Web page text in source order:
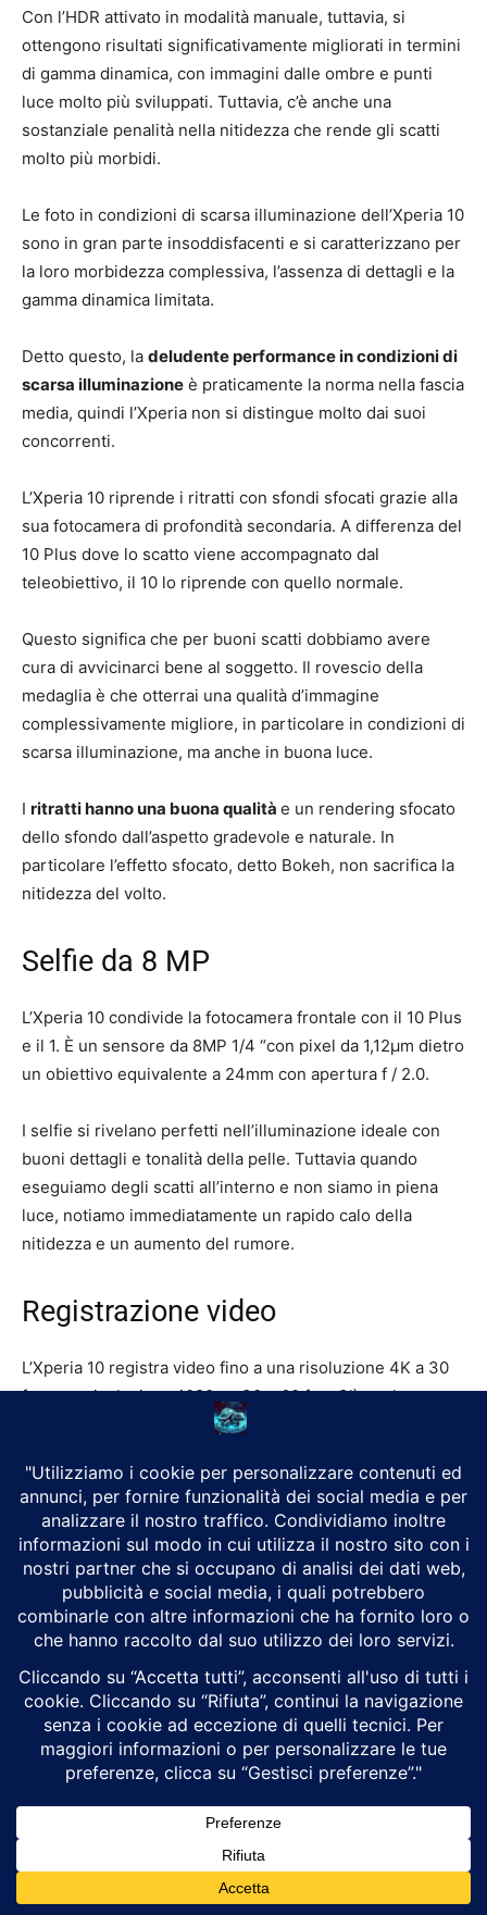
Con l’HDR attivato in modalità manuale, tuttavia, si
ottengono risultati significativamente migliorati in termini
di gamma dinamica, con immagini dalle ombre e punti
luce molto più sviluppati. Tuttavia, c’è anche una
sostanziale penalità nella nitidezza che rende gli scatti
molto più morbidi.
Le foto in condizioni di scarsa illuminazione dell’Xperia 10
sono in gran parte insoddisfacenti e si caratterizzano per
la loro morbidezza complessiva, l’assenza di dettagli e la
gamma dinamica limitata.
Detto questo, la deludente performance in condizioni di
scarsa illuminazione è praticamente la norma nella fascia
media, quindi l’Xperia non si distingue molto dai suoi
concorrenti.
L’Xperia 10 riprende i ritratti con sfondi sfocati grazie alla
sua fotocamera di profondità secondaria. A differenza del
10 Plus dove lo scatto viene accompagnato dal
teleobiettivo, il 10 lo riprende con quello normale.
Questo significa che per buoni scatti dobbiamo avere
cura di avvicinarci bene al soggetto. Il rovescio della
medaglia è che otterrai una qualità d’immagine
complessivamente migliore, in particolare in condizioni di
scarsa illuminazione, ma anche in buona luce.
I ritratti hanno una buona qualità e un rendering sfocato
dello sfondo dall’aspetto gradevole e naturale. In
particolare l’effetto sfocato, detto Bokeh, non sacrifica la
nitidezza del volto.
Selfie da 8 MP
L’Xperia 10 condivide la fotocamera frontale con il 10 Plus
e il 1. È un sensore da 8MP 1/4 “con pixel da 1,12μm dietro
un obiettivo equivalente a 24mm con apertura f / 2.0.
I selfie si rivelano perfetti nell’illuminazione ideale con
buoni dettagli e tonalità della pelle. Tuttavia quando
eseguiamo degli scatti all’interno e non siamo in piena
luce, notiamo immediatamente un rapido calo della
nitidezza e un aumento del rumore.
Registrazione video
L’Xperia 10 registra video fino a una risoluzione 4K a 30
fps, con risoluzione 1080p a 30 e 60 fps. C’è anche una
modalità 21: 9 in cui è possibile registrare nell’aspetto
I video 4K sono codificati a circa 55 Mbps, che è
leggermente superiore alla media. Il filmato a 1080p /
60fps ha una risoluzione di 30 Mbps, mentre 1080p /
30fps viene trattato a 17-17,5 Mbps. L’audio viene
registrato in stereo e ottiene una velocità in bit di 156
kbps indipendentemente dalla modalità video.